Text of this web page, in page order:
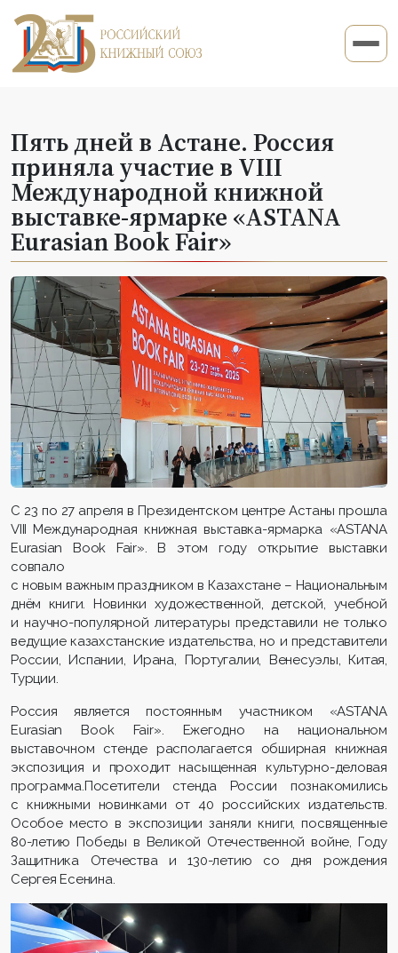
Пять дней в Астане. Россия
приняла участие в VIII
Международной книжной
выставке-ярмарке «ASTANA
Eurasian Book Fair»
С 23 по 27 апреля в Президентском центре Астаны прошла
VIII Международная книжная выставка-ярмарка «ASTANA
Eurasian Book Fair». В этом году открытие выставки
совпало
с новым важным праздником в Казахстане – Национальным
днём книги. Новинки художественной, детской, учебной
и научно-популярной литературы представили не только
ведущие казахстанские издательства, но и представители
России, Испании, Ирана, Португалии, Венесуэлы, Китая,
Турции.
Россия является постоянным участником «ASTANA
Eurasian Book Fair». Ежегодно на национальном
выставочном стенде располагается обширная книжная
экспозиция и проходит насыщенная культурно-деловая
программа.Посетители стенда России познакомились
с книжными новинками от 40 российских издательств.
Особое место в экспозиции заняли книги, посвященные
80-летию Победы в Великой Отечественной войне, Году
Защитника Отечества и 130-летию со дня рождения
Сергея Есенина.